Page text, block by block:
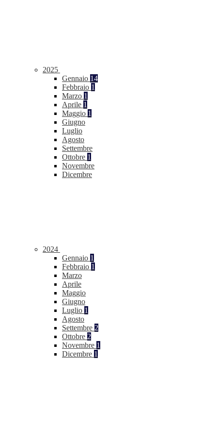
2025
Gennaio 14
Febbraio 1
Marzo 1
Aprile 1
Maggio 1
Giugno
Luglio
Agosto
Settembre
Ottobre 1
Novembre
Dicembre
2024
Gennaio 1
Febbraio 1
Marzo
Aprile
Maggio
Giugno
Luglio 1
Agosto
Settembre 2
Ottobre 2
Novembre 1
Dicembre 1